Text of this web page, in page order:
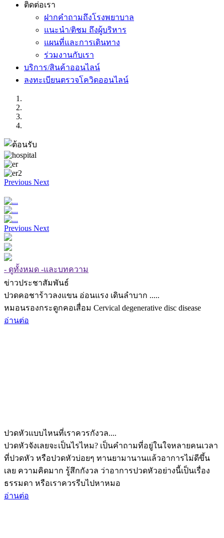
ติดต่อเรา
ฝากคำถามถึงโรงพยาบาล
แนะนำ/ติชม ถึงผู้บริหาร
แผนที่และการเดินทาง
ร่วมงานกับเรา
บริการ/สินค้าออนไลน์
ลงทะเบียนตรวจโควิดออนไลน์
Previous Next
Previous Next
- ดูทั้งหมด -และบทความ
ข่าวประชาสัมพันธ์
ปวดคอชาร้าวลงแขน อ่อนแรง เดินลำบาก .....
หมอนรองกระดูกคอเสื่อม Cervical degenerative disc disease
อ่านต่อ
ปวดหัวแบบไหนที่เราควรกังวล....
ปวดหัวจังเลยจะเป็นไรไหม? เป็นคำถามที่อยู่ในใจหลายคนเวลา
ที่ปวดหัว หรือปวดหัวบ่อยๆ ทานยามานานแล้วอาการไม่ดีขึ้น
เลย ความคิดมาก รู้สึกกังวล ว่าอาการปวดหัวอย่างนี้เป็นเรื่อง
ธรรมดา หรือเราควรรีบไปหาหมอ
อ่านต่อ